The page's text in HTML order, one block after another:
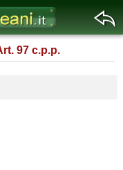
97 c.p.p.